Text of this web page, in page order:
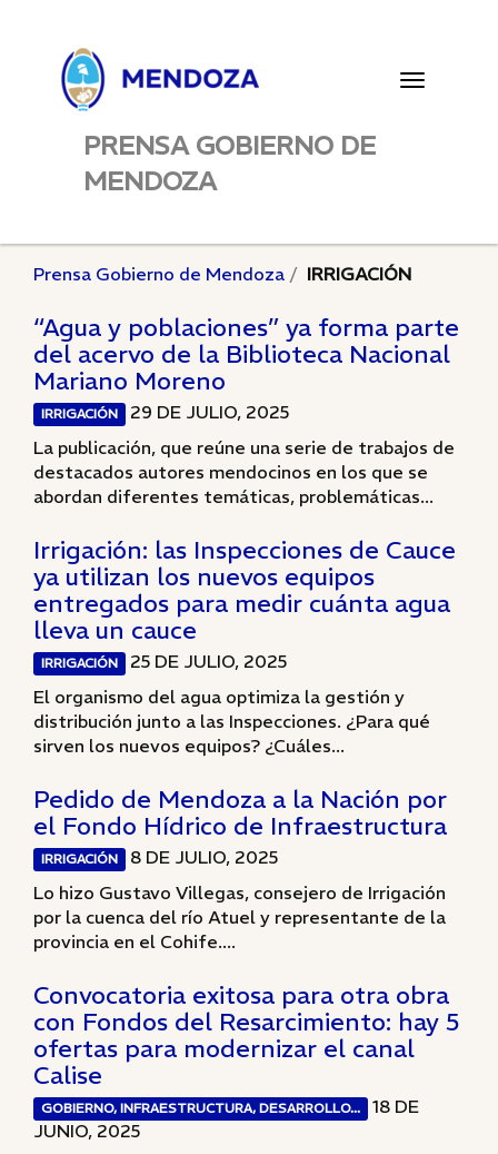
Toggle
PRENSA GOBIERNO DE
MENDOZA
Prensa Gobierno de Mendoza IRRIGACIÓN
“Agua y poblaciones” ya forma parte
del acervo de la Biblioteca Nacional
Mariano Moreno
IRRIGACIÓN
29 DE JULIO, 2025
La publicación, que reúne una serie de trabajos de
destacados autores mendocinos en los que se
abordan diferentes temáticas, problemáticas...
Irrigación: las Inspecciones de Cauce
ya utilizan los nuevos equipos
entregados para medir cuánta agua
lleva un cauce
IRRIGACIÓN
25 DE JULIO, 2025
El organismo del agua optimiza la gestión y
distribución junto a las Inspecciones. ¿Para qué
sirven los nuevos equipos? ¿Cuáles...
Pedido de Mendoza a la Nación por
el Fondo Hídrico de Infraestructura
IRRIGACIÓN
8 DE JULIO, 2025
Lo hizo Gustavo Villegas, consejero de Irrigación
por la cuenca del río Atuel y representante de la
provincia en el Cohife....
Convocatoria exitosa para otra obra
con Fondos del Resarcimiento: hay 5
ofertas para modernizar el canal
Calise
GOBIERNO, INFRAESTRUCTURA, DESARROLLO...
18 DE
JUNIO, 2025